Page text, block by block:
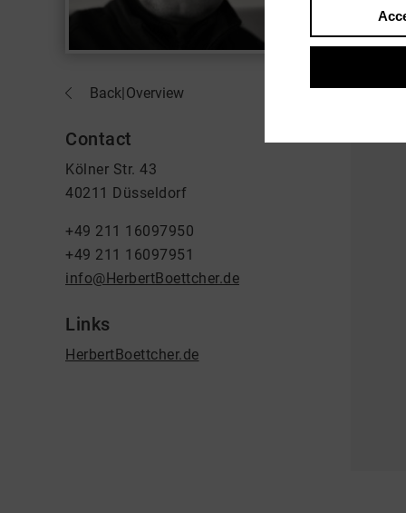
Back|Overview
Contact
Kölner Str. 43
40211 Düsseldorf
+49 211 16097950
+49 211 16097951
info@HerbertBoettcher.de
Links
HerbertBoettcher.de